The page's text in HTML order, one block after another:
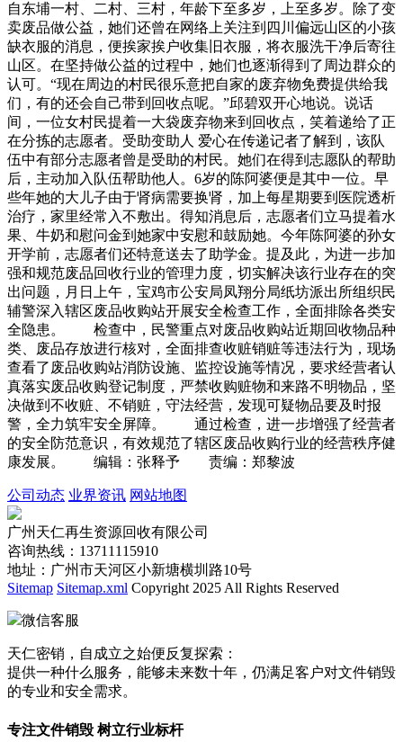
自东埔一村、二村、三村，年龄下至多岁，上至多岁。除了变
卖废品做公益，她们还曾在网络上关注到四川偏远山区的小孩
缺衣服的消息，便挨家挨户收集旧衣服，将衣服洗干净后寄往
山区。在坚持做公益的过程中，她们也逐渐得到了周边群众的
认可。“现在周边的村民很乐意把自家的废弃物免费提供给我
们，有的还会自己带到回收点呢。”邱碧双开心地说。说话
间，一位女村民提着一大袋废弃物来到回收点，笑着递给了正
在分拣的志愿者。受助变助人 爱心在传递记者了解到，该队
伍中有部分志愿者曾是受助的村民。她们在得到志愿队的帮助
后，主动加入队伍帮助他人。6岁的陈阿婆便是其中一位。早
些年她的大儿子由于肾病需要换肾，加上每星期要到医院透析
治疗，家里经常入不敷出。得知消息后，志愿者们立马提着水
果、牛奶和慰问金到她家中安慰和鼓励她。今年陈阿婆的孙女
开学前，志愿者们还特意送去了助学金。提及此，为进一步加
强和规范废品回收行业的管理力度，切实解决该行业存在的突
出问题，月日上午，宝鸡市公安局凤翔分局纸坊派出所组织民
辅警深入辖区废品收购站开展安全检查工作，全面排除各类安
全隐患。 检查中，民警重点对废品收购站近期回收物品种
类、废品存放进行核对，全面排查收赃销赃等违法行为，现场
查看了废品收购站消防设施、监控设施等情况，要求经营者认
真落实废品收购登记制度，严禁收购赃物和来路不明物品，坚
决做到不收赃、不销赃，守法经营，发现可疑物品要及时报
警，全力筑牢安全屏障。 通过检查，进一步增强了经营者
的安全防范意识，有效规范了辖区废品收购行业的经营秩序健
康发展。 编辑：张释予 责编：郑黎波
公司动态 业界资讯 网站地图
广州天仁再生资源回收有限公司
咨询热线：13711115910
地址：广州市天河区小新塘横圳路10号
Sitemap Sitemap.xml Copyright 2025 All Rights Reserved
微信客服
天仁密销，自成立之始便反复探索：
提供一种什么服务，能够未来数十年，仍满足客户对文件销毁
的专业和安全需求。
专注文件销毁 树立行业标杆